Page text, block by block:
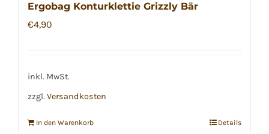
Ergobag Konturklettie Grizzly Bär
€4,90
inkl. MwSt.
zzgl. Versandkosten
In den Warenkorb Details